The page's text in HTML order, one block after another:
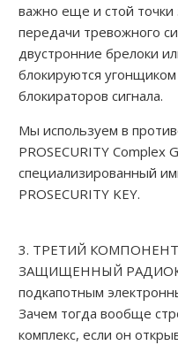
важно еще и стой
передачи тревожного
двустронние брелоки
блокируются
блокираторов сигнала.
Мы используем в
PROSECURITY Complex
специализированный
PROSECURITY KEY.
3. ТРЕТИЙ
ЗАЩИЩЕННЫЙ
подкапотным
Зачем тогда вообще
комплекс, если он